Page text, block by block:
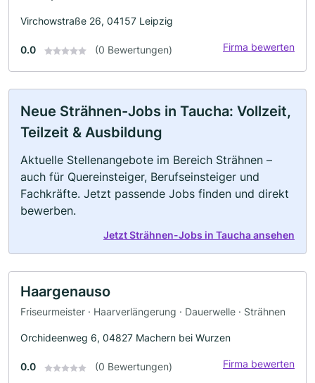
Virchowstraße 26, 04157 Leipzig
0.0 (0 Bewertungen) Firma bewerten
Neue Strähnen-Jobs in Taucha: Vollzeit,
Teilzeit & Ausbildung
Aktuelle Stellenangebote im Bereich Strähnen –
auch für Quereinsteiger, Berufseinsteiger und
Fachkräfte. Jetzt passende Jobs finden und direkt
bewerben.
Jetzt Strähnen-Jobs in Taucha ansehen
Haargenauso
Friseurmeister · Haarverlängerung · Dauerwelle · Strähnen
Orchideenweg 6, 04827 Machern bei Wurzen
0.0 (0 Bewertungen) Firma bewerten